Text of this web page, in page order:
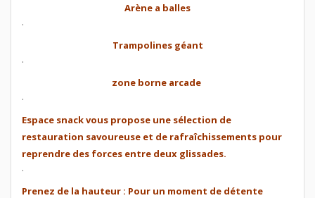
Arène a balles
.
Trampolines géant
.
zone borne arcade
.
Espace snack vous propose une sélection de
restauration savoureuse et de rafraîchissements pour
reprendre des forces entre deux glissades.
.
Prenez de la hauteur : Pour un moment de détente